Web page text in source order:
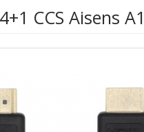
CCS Aisens